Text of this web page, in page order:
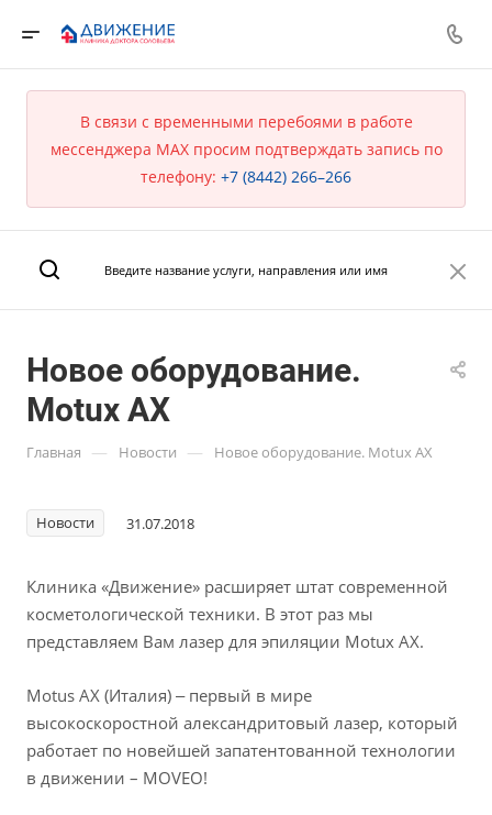
В связи с временными перебоями в работе
мессенджера MAX просим подтверждать запись по
телефону: +7 (8442) 266–266
Новое оборудование.
Motux AX
Главная — Новости — Новое оборудование. Motux AX
Новости 31.07.2018
Клиника «Движение» расширяет штат современной
косметологической техники. В этот раз мы
представляем Вам лазер для эпиляции Motux AX.
Motus AX (Италия) ‒ первый в мире
высокоскоростной александритовый лазер, который
работает по новейшей запатентованной технологии
в движении – MOVEO!